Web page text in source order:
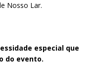
Nosso Lar.
especial que
do evento.